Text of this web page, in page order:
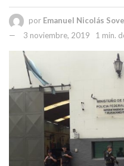
por Emanuel Nicolás
3 noviembre, 2019
1 min.